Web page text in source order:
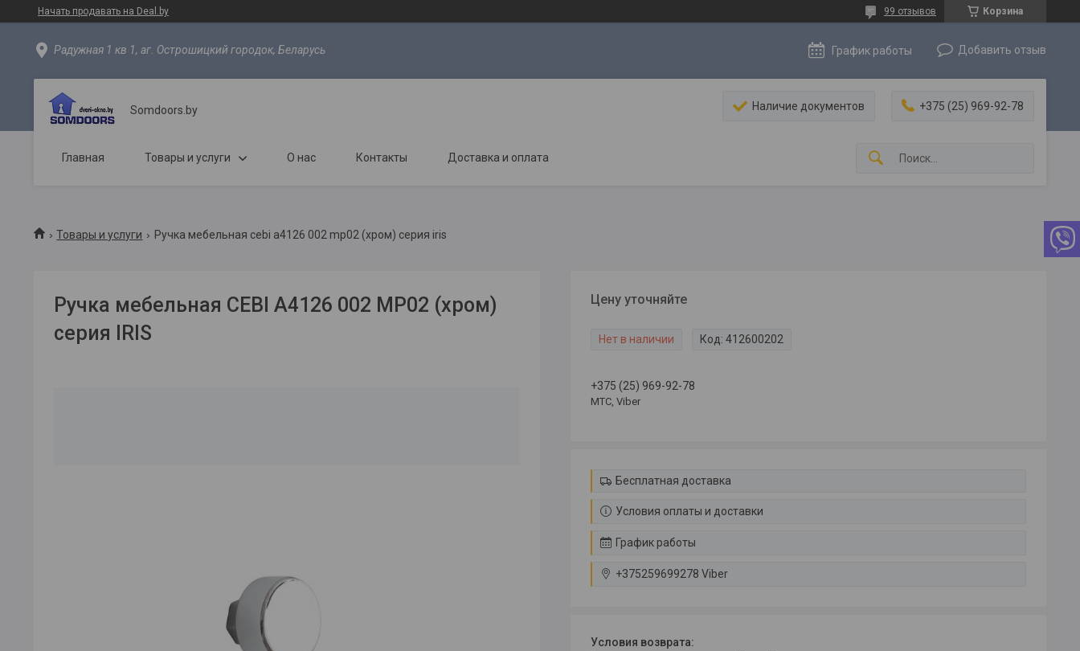
Начать продавать на Deal.by Корзина
99 отзывов
Радужная 1 кв 1, аг. Острошицкий городок, Беларусь График работы Добавить отзыв
Somdoors.by Наличие документов +375 (25) 969-92-78
Главная Товары и услуги О нас Контакты Доставка и оплата
Товары и услуги Ручка мебельная cebi a4126 002 mp02 (хром) серия iris
Ручка мебельная CEBI A4126 002 MP02 (хром)
серия IRIS
Цену уточняйте
Нет в наличии Код: 412600202
+375 (25) 969-92-78
МТС, Viber
Бесплатная доставка
Условия оплаты и доставки
График работы
+375259699278 Viber